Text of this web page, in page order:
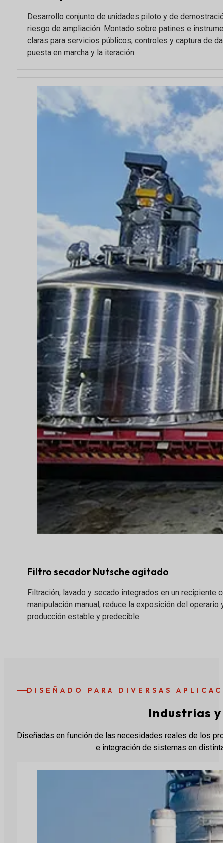
Desarrollo conjunto de unidades piloto y de
riesgo de ampliación. Montado sobre patines e
claras para servicios públicos, controles y captura de
puesta en marcha y la iteración.
Filtro secador Nutsche agitado
Filtración, lavado y secado integrados en un recipiente
manipulación manual, reduce la exposición del operario
producción estable y predecible.
DISEÑADO PARA DIVERSAS
Industrias
Diseñadas en función de las necesidades reales de los
e integración de sistemas en